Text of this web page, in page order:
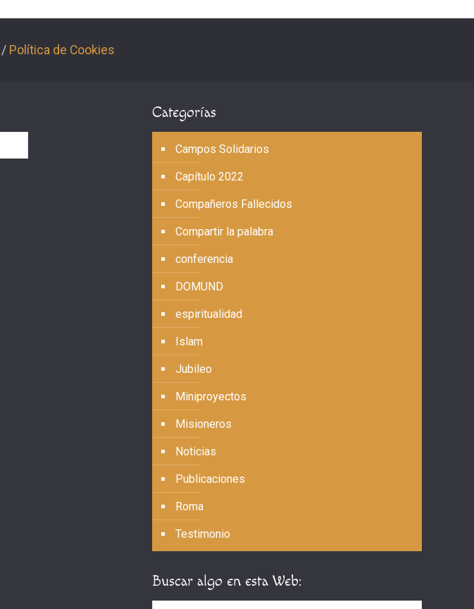
/ Política de Cookies
Categorías
Campos Solidarios
Capítulo 2022
Compañeros Fallecidos
Compartir la palabra
conferencia
DOMUND
espiritualidad
Islam
Jubileo
Miniproyectos
Misioneros
Noticias
Publicaciones
Roma
Testimonio
Buscar algo en esta Web: